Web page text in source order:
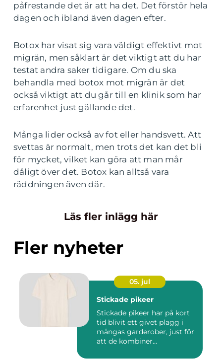
påfrestande det är att ha det. Det förstör hela
dagen och ibland även dagen efter.
Botox har visat sig vara väldigt effektivt mot
migrän, men såklart är det viktigt att du har
testat andra saker tidigare. Om du ska
behandla med botox mot migrän är det
också viktigt att du går till en klinik som har
erfarenhet just gällande det.
Många lider också av fot eller handsvett. Att
svettas är normalt, men trots det kan det bli
för mycket, vilket kan göra att man mår
dåligt över det. Botox kan alltså vara
räddningen även där.
Läs fler inlägg här
Fler nyheter
05. jul
Stickade pikeer
Stickade pikeer har på kort
tid blivit ett givet plagg i
mångas garderober, just för
att de kombiner...